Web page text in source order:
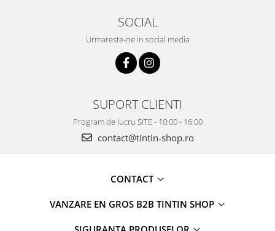
SOCIAL
Urmareste-ne in social media
SUPORT CLIENTI
Program de lucru SITE - 10:00 - 16:00
contact@tintin-shop.ro
CONTACT
VANZARE EN GROS B2B TINTIN SHOP